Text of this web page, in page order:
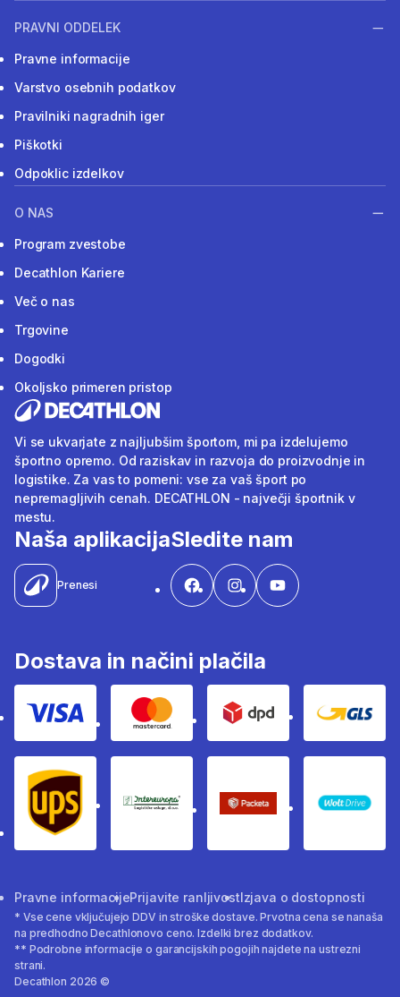
PRAVNI ODDELEK
Pravne informacije
Varstvo osebnih podatkov
Pravilniki nagradnih iger
Piškotki
Odpoklic izdelkov
O NAS
Program zvestobe
Decathlon Kariere
Več o nas
Trgovine
Dogodki
Okoljsko primeren pristop
Vi se ukvarjate z najljubšim športom, mi pa izdelujemo
športno opremo. Od raziskav in razvoja do proizvodnje in
logistike. Za vas to pomeni: vse za vaš šport po
nepremagljivih cenah. DECATHLON - največji športnik v
mestu.
Naša aplikacija
Prenesi
Sledite nam
Dostava in načini plačila
Visa Mastercard Dpd Gls
Ups Intereuropa Packeta Sledenje
WOLT
Pravne informacijePrijavite ranljivostIzjava o dostopnosti
* Vse cene vključujejo DDV in stroške dostave. Prvotna cena se nanaša
na predhodno Decathlonovo ceno. Izdelki brez dodatkov.
** Podrobne informacije o garancijskih pogojih najdete na ustrezni
strani.
Decathlon 2026 ©